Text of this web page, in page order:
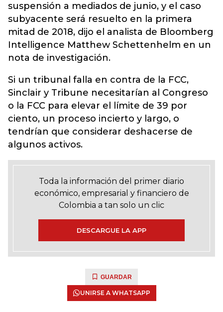
suspensión a mediados de junio, y el caso
subyacente será resuelto en la primera
mitad de 2018, dijo el analista de Bloomberg
Intelligence Matthew Schettenhelm en un
nota de investigación.
Si un tribunal falla en contra de la FCC,
Sinclair y Tribune necesitarían al Congreso
o la FCC para elevar el límite de 39 por
ciento, un proceso incierto y largo, o
tendrían que considerar deshacerse de
algunos activos.
Toda la información del primer diario
económico, empresarial y financiero de
Colombia a tan solo un clic
DESCARGUE LA APP
GUARDAR
UNIRSE A WHATSAPP